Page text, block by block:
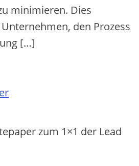
minimieren. Dies
d‬en Prozess
[…]
zum 1×1 der Lead